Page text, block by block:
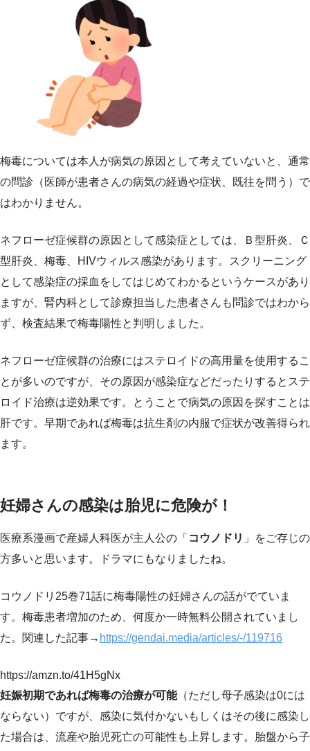
梅毒については本人が病気の原因として考えていないと、通常
の問診（医師が患者さんの病気の経過や症状、既往を問う）で
はわかりません。
ネフローゼ症候群の原因として感染症としては、Ｂ型肝炎、Ｃ
型肝炎、梅毒、HIVウィルス感染があります。スクリーニング
として感染症の採血をしてはじめてわかるというケースがあり
ますが、腎内科として診療担当した患者さんも問診ではわから
ず、検査結果で梅毒陽性と判明しました。
ネフローゼ症候群の治療にはステロイドの高用量を使用するこ
とが多いのですが、その原因が感染症などだったりするとステ
ロイド治療は逆効果です。とうことで病気の原因を探すことは
肝です。早期であれば梅毒は抗生剤の内服で症状が改善得られ
ます。
妊婦さんの感染は胎児に危険が！
医療系漫画で産婦人科医が主人公の「 コウノドリ 」をご存じの
方多いと思います。ドラマにもなりましたね。
コウノドリ25巻71話に梅毒陽性の妊婦さんの話がでていま
す。梅毒患者増加のため、何度か一時無料公開されていまし
た。関連した記事→ https://gendai.media/articles/-/119716
https://amzn.to/41H5gNx
妊娠初期であれば梅毒の治療が可能（ただし母子感染は0には
ならない）ですが、感染に気付かないもしくはその後に感染し
た場合は、流産や胎児死亡の可能性も上昇します。胎盤から子